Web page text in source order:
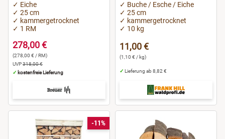
✓ Eiche
✓ 25 cm
✓ kammergetrocknet
✓ 1 RM
278,00 €
(278,00 € / RM)
UVP318,00 €
✓ kostenfreie Lieferung
✓ Buche / Esche / Eiche
✓ 25 cm
✓ kammergetrocknet
✓ 10 kg
11,00 €
(1,10 € / kg)
✓ Lieferung ab 8,82 €
-11%